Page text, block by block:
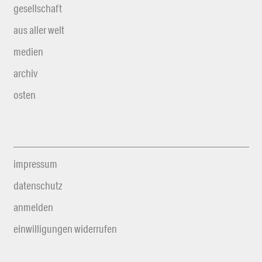
gesellschaft
aus aller welt
medien
archiv
osten
impressum
datenschutz
anmelden
einwilligungen widerrufen